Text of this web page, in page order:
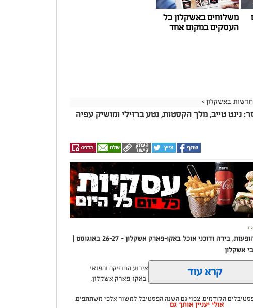
חוזרת במרינה, בשיפור התשתיות ובהרחבת השירותים
של התשתיות שבמזחים. הובהר כי קיים תקציב ייעודי לטיפול
משלוחים באשקלון כל
העסקים במקום אחד
חדשות באשקלון >
נינט טייב, מלך הקסטות, נטע ברזילי ומושיק עפיה
‘בירה באגם 3’ - יומיים של הופעות, בירה ודוכני אוכל באקו-פארק אשקלון - 26-27 באוגוסט |
אשקלון
עיריית אשקלון תקיים בסוף חודש אוגוסט את פסטיבל ‘בירה באגם׳ 3, אירוע המוזיקה והפנאי
2026, באקו-פארק אשקלון.
הקודמים, צפוי גם השנה הפסטיבל למשוך אלפי משתתפים,
קרא עוד
אולי יעניין אותך גם